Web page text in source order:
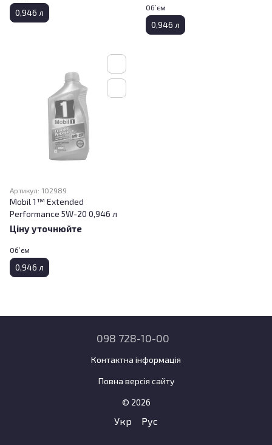
0,946 л Об’єм
0,946 л
Артикул: 102989
Mobil 1™ Extended
Performance 5W-20 0,946 л
Ціну уточнюйте
Об’єм
0,946 л
098 728-10-00
Контактна інформація
Повна версія сайту
© 2026
Укр Рус